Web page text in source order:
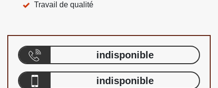
Travail de qualité
indisponible
indisponible